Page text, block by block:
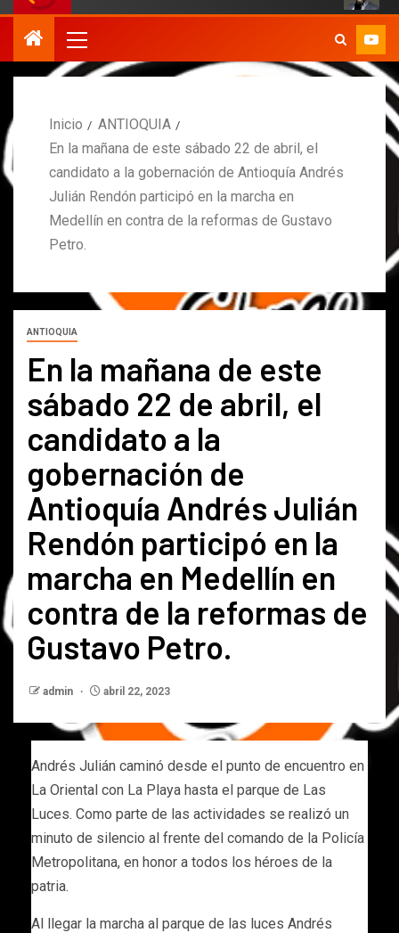
Inicio
ANTIOQUIA
En la mañana de este sábado 22 de abril, el
candidato a la gobernación de Antioquía Andrés
Julián Rendón participó en la marcha en
Medellín en contra de la reformas de Gustavo
Petro.
ANTIOQUIA
En la mañana de este
sábado 22 de abril, el
candidato a la
gobernación de
Antioquía Andrés Julián
Rendón participó en la
marcha en Medellín en
contra de la reformas de
Gustavo Petro.
admin abril 22, 2023
Andrés Julián caminó desde el punto de encuentro en
La Oriental con La Playa hasta el parque de Las
Luces. Como parte de las actividades se realizó un
minuto de silencio al frente del comando de la Policía
Metropolitana, en honor a todos los héroes de la
patria.
Al llegar la marcha al parque de las luces Andrés